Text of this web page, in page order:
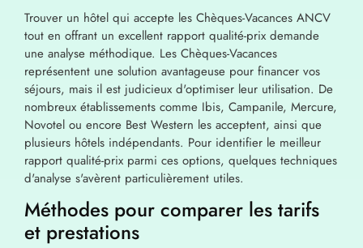
Trouver un hôtel qui accepte les Chèques-Vacances ANCV
tout en offrant un excellent rapport qualité-prix demande
une analyse méthodique. Les Chèques-Vacances
représentent une solution avantageuse pour financer vos
séjours, mais il est judicieux d'optimiser leur utilisation. De
nombreux établissements comme Ibis, Campanile, Mercure,
Novotel ou encore Best Western les acceptent, ainsi que
plusieurs hôtels indépendants. Pour identifier le meilleur
rapport qualité-prix parmi ces options, quelques techniques
d'analyse s'avèrent particulièrement utiles.
Méthodes pour comparer les tarifs
et prestations